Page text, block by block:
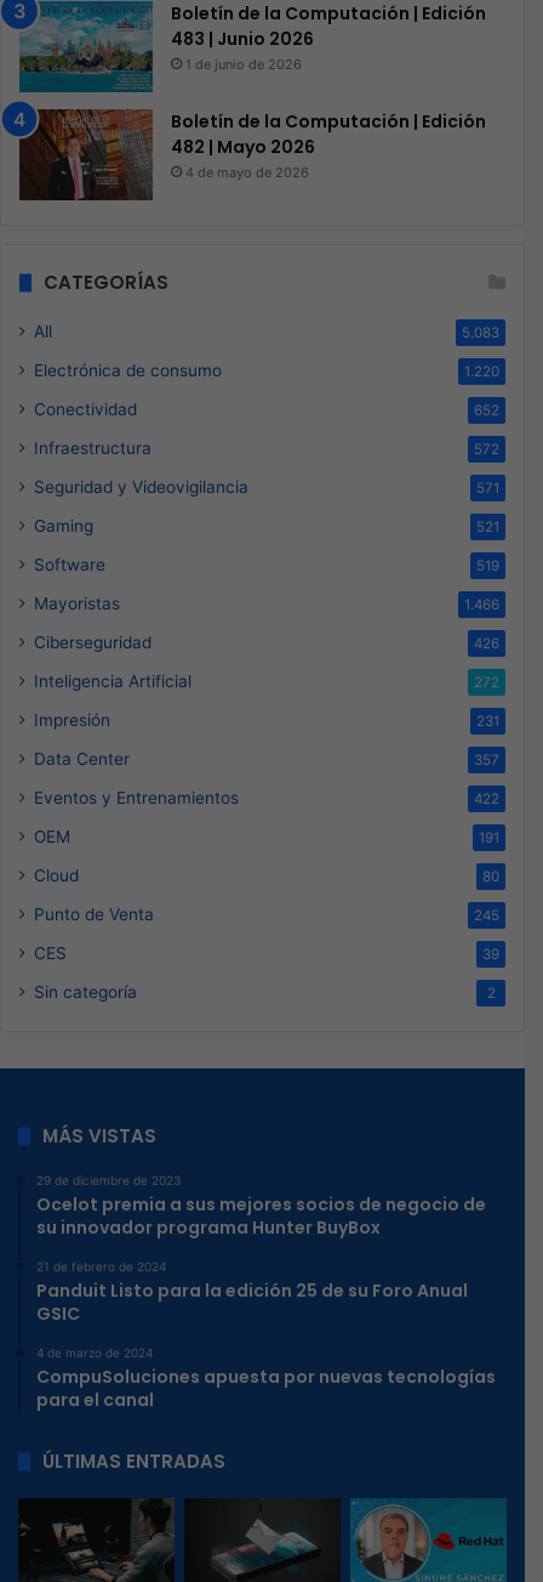
Boletín de la Computación | Edición
483 | Junio 2026
1 de junio de 2026
Boletín de la Computación | Edición
482 | Mayo 2026
4 de mayo de 2026
CATEGORÍAS
All 5.083
Electrónica de consumo 1.220
Conectividad 652
Infraestructura 572
Seguridad y Videovigilancia 571
Gaming 521
Software 519
Mayoristas 1.466
Ciberseguridad 426
Inteligencia Artificial 272
Impresión 231
Data Center 357
Eventos y Entrenamientos 422
OEM 191
Cloud 80
Punto de Venta 245
CES 39
Sin categoría 2
MÁS VISTAS
29 de diciembre de 2023
Ocelot premia a sus mejores socios de negocio de
su innovador programa Hunter BuyBox
21 de febrero de 2024
Panduit Listo para la edición 25 de su Foro Anual
GSIC
4 de marzo de 2024
CompuSoluciones apuesta por nuevas tecnologías
para el canal
ÚLTIMAS ENTRADAS